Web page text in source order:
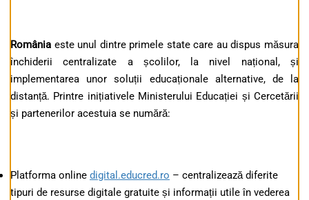
România este unul dintre primele state care au dispus măsura
închiderii centralizate a școlilor, la nivel național, și
implementarea unor soluții educaționale alternative, de la
distanță. Printre inițiativele Ministerului Educației și Cercetării
și partenerilor acestuia se numără:
Platforma online digital.educred.ro – centralizează diferite
tipuri de resurse digitale gratuite și informații utile în vederea